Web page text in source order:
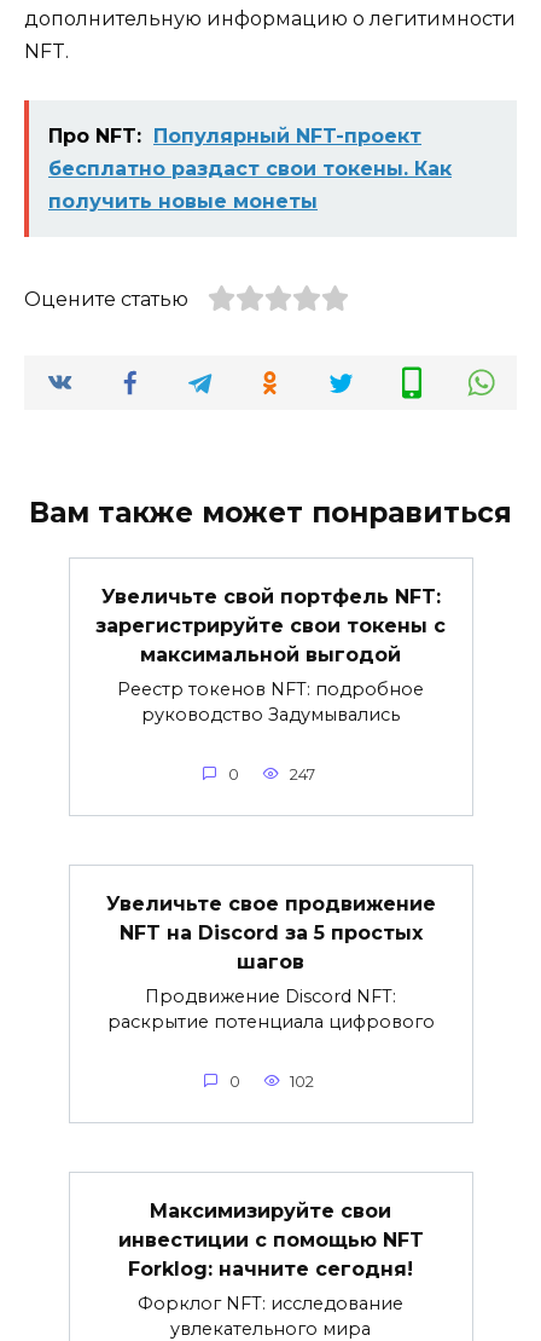
дополнительную информацию о легитимности
NFT.
Про NFT:
Популярный NFT-проект
бесплатно раздаст свои токены. Как
получить новые монеты
Оцените статью
Вам также может понравиться
Увеличьте свой портфель NFT:
зарегистрируйте свои токены с
максимальной выгодой
Реестр токенов NFT: подробное
руководство Задумывались
0 247
Увеличьте свое продвижение
NFT на Discord за 5 простых
шагов
Продвижение Discord NFT:
раскрытие потенциала цифрового
0 102
Максимизируйте свои
инвестиции с помощью NFT
Forklog: начните сегодня!
Форклог NFT: исследование
увлекательного мира